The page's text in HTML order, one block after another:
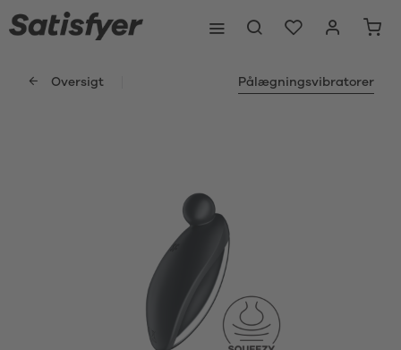
Oversigt Pålægningsvibratorer